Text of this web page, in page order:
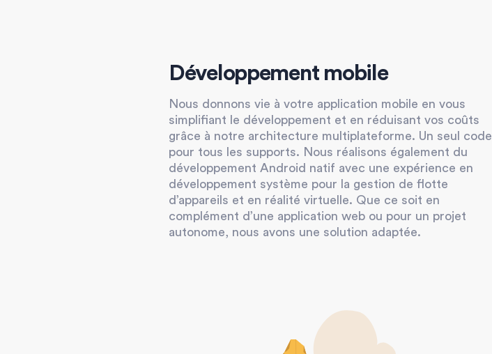
Développement mobile
Nous donnons vie à votre application mobile en vous
simplifiant le développement et en réduisant vos coûts
grâce à notre architecture multiplateforme. Un seul code
pour tous les supports. Nous réalisons également du
développement Android natif avec une expérience en
développement système pour la gestion de flotte
d’appareils et en réalité virtuelle. Que ce soit en
complément d’une application web ou pour un projet
autonome, nous avons une solution adaptée.